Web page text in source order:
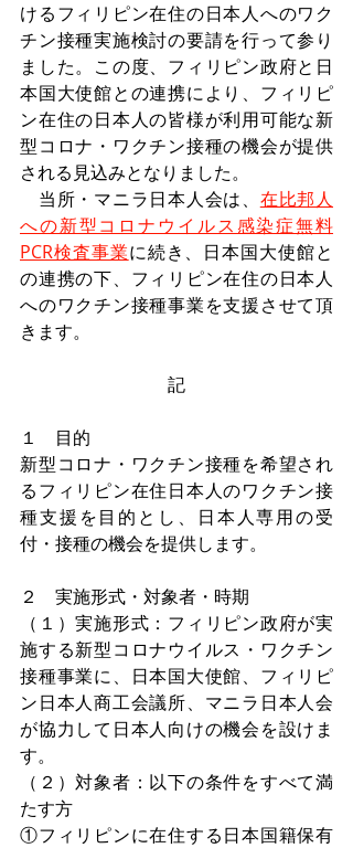
けるフィリピン在住の日本人へのワク
チン接種実施検討の要請を行って参り
ました。この度、フィリピン政府と日
本国大使館との連携により、フィリピ
ン在住の日本人の皆様が利用可能な新
型コロナ・ワクチン接種の機会が提供
される見込みとなりました。
当所・マニラ日本人会は、 在比邦人
への新型コロナウイルス感染症無料
PCR検査事業に続き、日本国大使館と
の連携の下、フィリピン在住の日本人
へのワクチン接種事業を支援させて頂
きます。
記
１　目的
新型コロナ・ワクチン接種を希望され
るフィリピン在住日本人のワクチン接
種支援を目的とし、日本人専用の受
付・接種の機会を提供します。
２　実施形式・対象者・時期
（１）実施形式：フィリピン政府が実
施する新型コロナウイルス・ワクチン
接種事業に、日本国大使館、フィリピ
ン日本人商工会議所、マニラ日本人会
が協力して日本人向けの機会を設けま
す。
（２）対象者：以下の条件をすべて満
たす方
①フィリピンに在住する日本国籍保有